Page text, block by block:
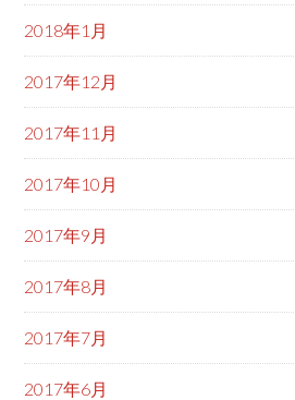
2018年1月
2017年12月
2017年11月
2017年10月
2017年9月
2017年8月
2017年7月
2017年6月